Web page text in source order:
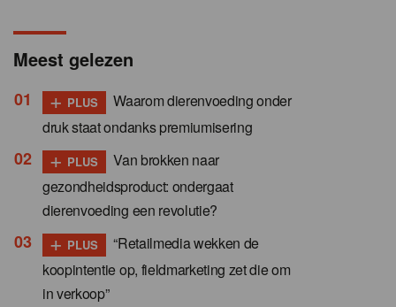
Meest gelezen
+ PLUS
Waarom dierenvoeding onder
druk staat ondanks premiumisering
+ PLUS
Van brokken naar
gezondheidsproduct: ondergaat
dierenvoeding een revolutie?
+ PLUS
“Retailmedia wekken de
koopintentie op, fieldmarketing zet die om
in verkoop”